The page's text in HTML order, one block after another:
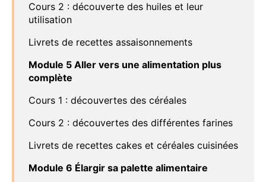
Cours 2 : découverte des huiles et leur
utilisation
Livrets de recettes assaisonnements
Module 5 Aller vers une alimentation plus
complète
Cours 1 : découvertes des céréales
Cours 2 : découvertes des différentes farines
Livrets de recettes cakes et céréales cuisinées
Module 6 Élargir sa palette alimentaire